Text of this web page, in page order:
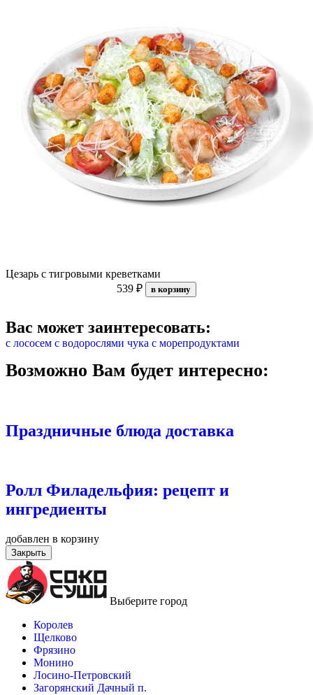
Цезарь с тигровыми креветками
539 ₽
в корзину
Вас может заинтересовать:
с лососем с водорослями чука с морепродуктами
Возможно Вам будет интересно:
Праздничные блюда доставка
Ролл Филадельфия: рецепт и
ингредиенты
добавлен в корзину
Закрыть
Выберите город
Королев
Щелково
Фрязино
Монино
Лосино-Петровский
Загорянский Дачный п.